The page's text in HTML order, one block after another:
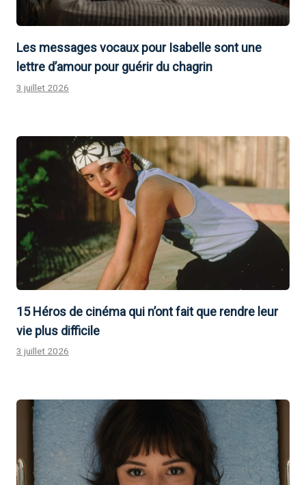
Les messages vocaux pour Isabelle sont une
lettre d’amour pour guérir du chagrin
3 juillet 2026
15 Héros de cinéma qui n’ont fait que rendre leur
vie plus difficile
3 juillet 2026